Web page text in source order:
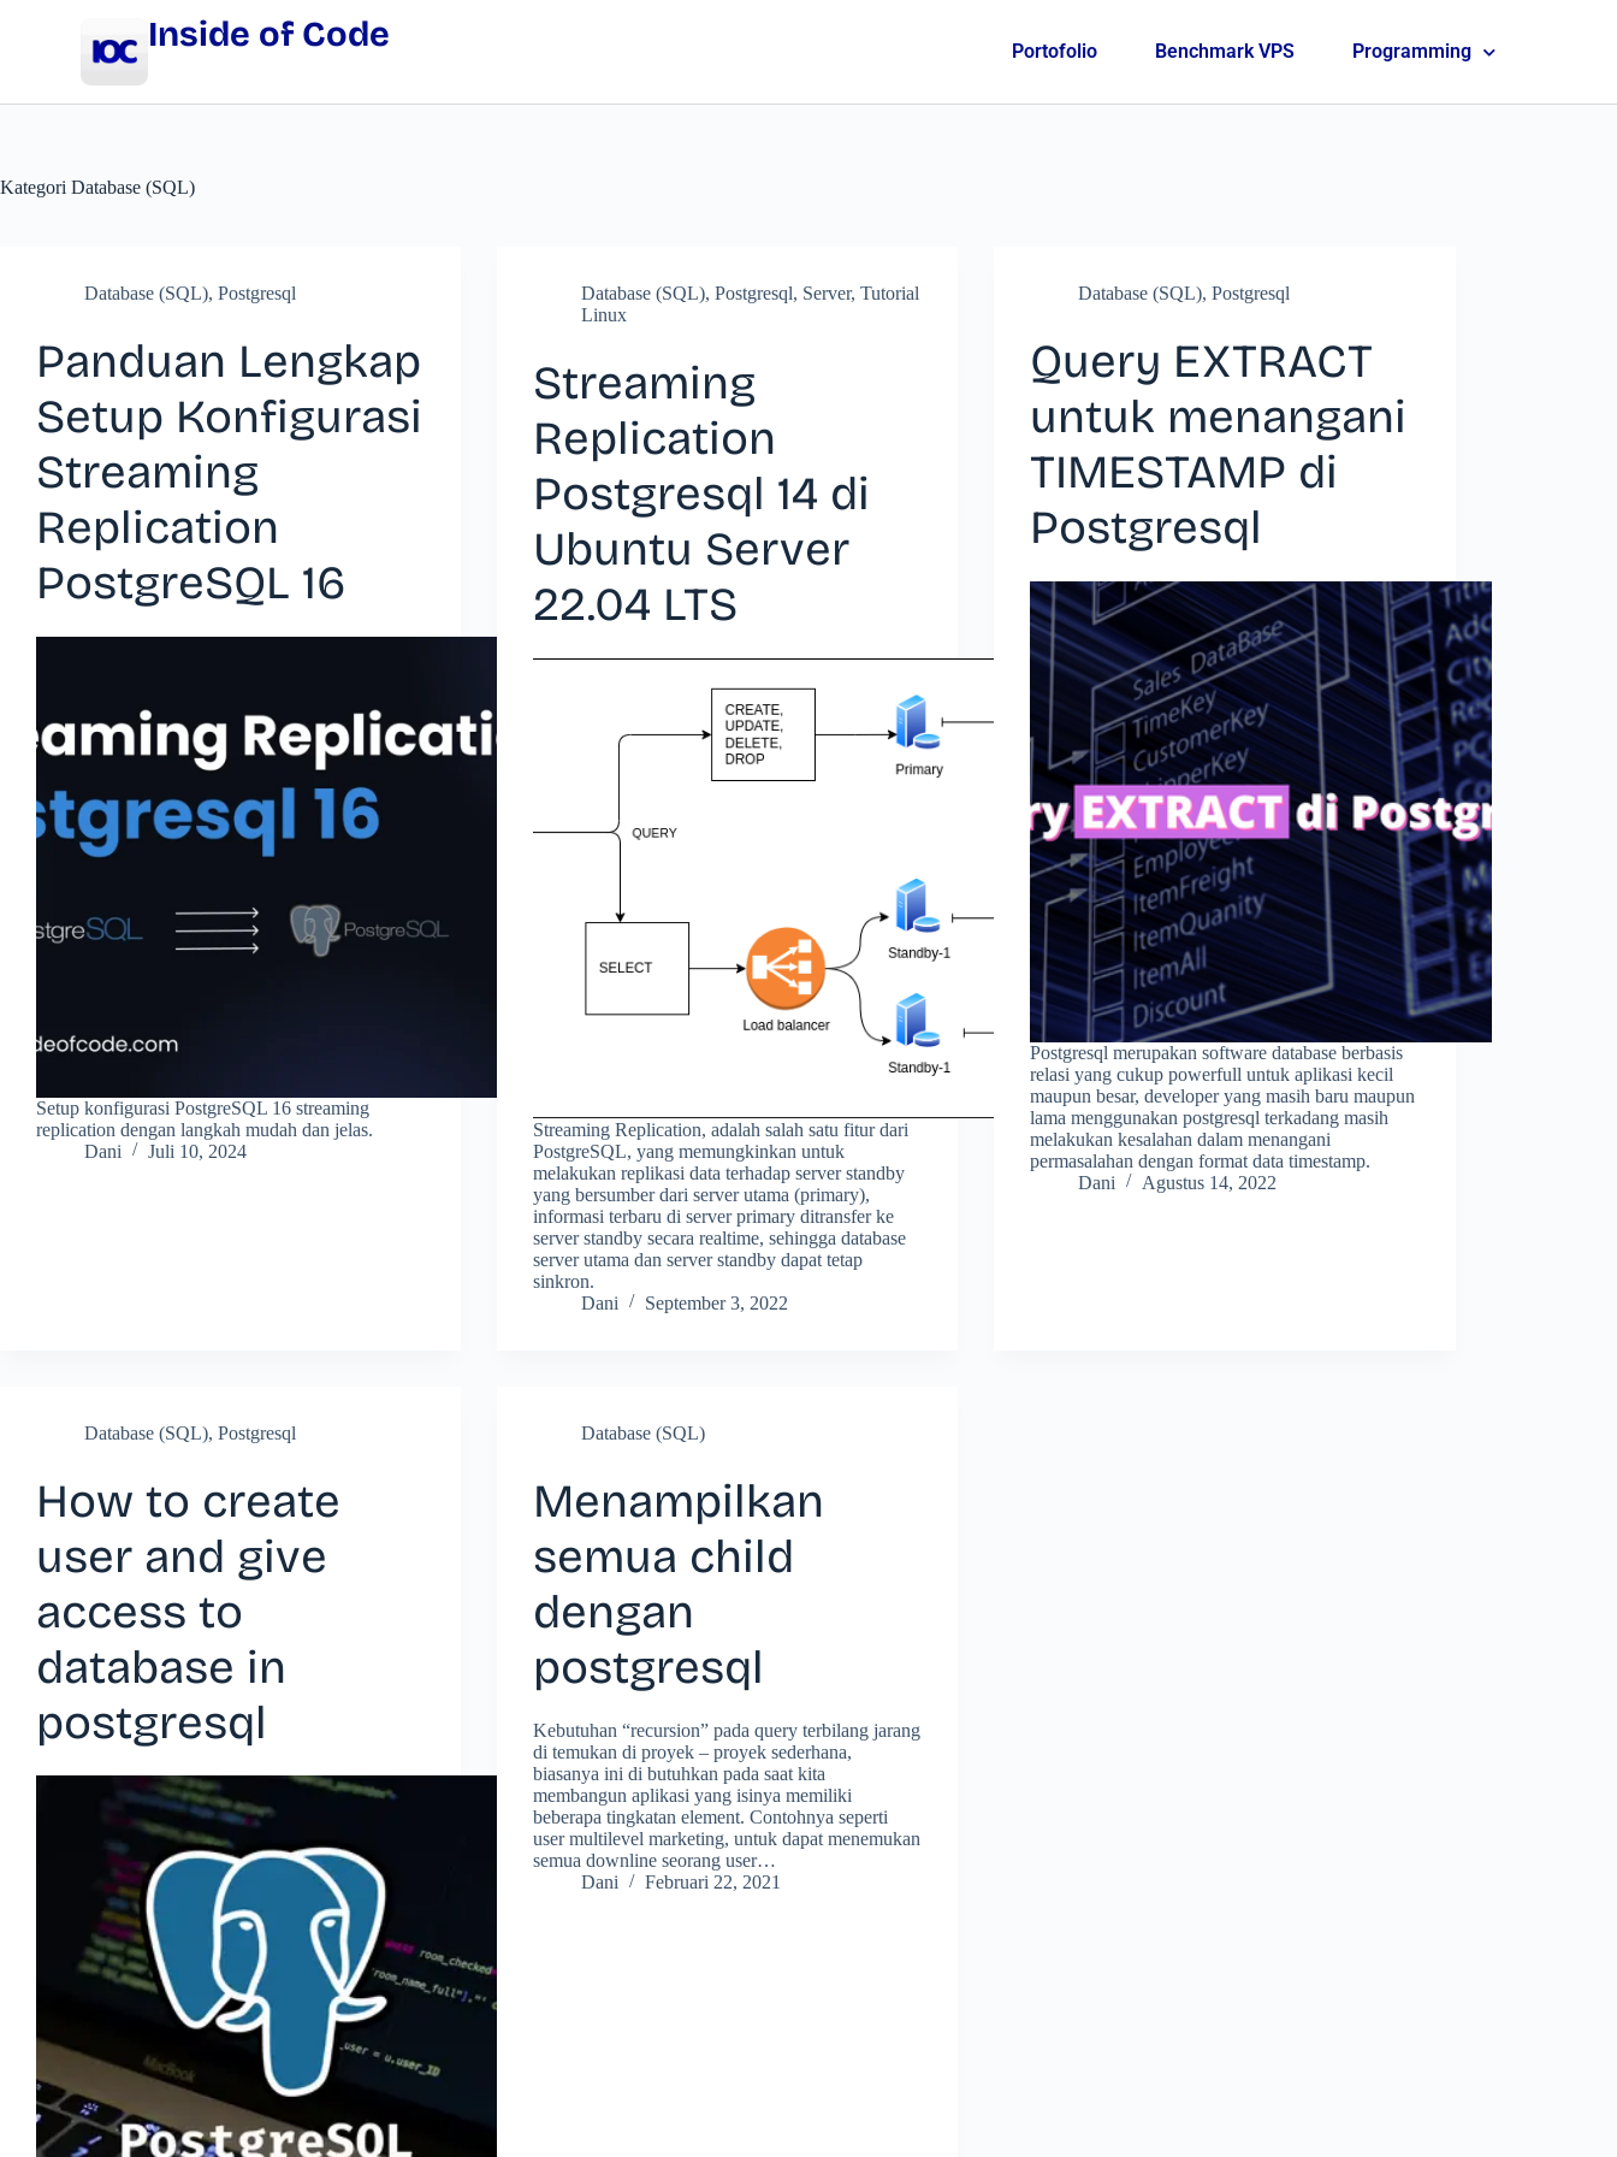
Inside of Code Portofolio Benchmark VPS Programming
Kategori Database (SQL)
Database (SQL), Postgresql
Panduan Lengkap
Setup Konfigurasi
Streaming
Replication
PostgreSQL 16
Setup konfigurasi PostgreSQL 16 streaming
replication dengan langkah mudah dan jelas.
Dani
Juli 10, 2024
Database (SQL),Postgresql, Server,Tutorial
Linux
Streaming
Replication
Postgresql 14 di
Ubuntu Server
22.04 LTS
Streaming Replication, adalah salah satu fitur dari
PostgreSQL, yang memungkinkan untuk
melakukan replikasi data terhadap server standby
yang bersumber dari server utama (primary),
informasi terbaru di server primary ditransfer ke
server standby secara realtime, sehingga database
server utama dan server standby dapat tetap
sinkron.
Dani
September 3, 2022
Database (SQL),Postgresql
Query EXTRACT
untuk menangani
TIMESTAMP di
Postgresql
Postgresql merupakan software database berbasis
relasi yang cukup powerfull untuk aplikasi kecil
maupun besar, developer yang masih baru maupun
lama menggunakan postgresql terkadang masih
melakukan kesalahan dalam menangani
permasalahan dengan format data timestamp.
Dani
Agustus 14, 2022
Database (SQL), Postgresql
How to create
user and give
access to
database in
postgresql
Database (SQL)
Menampilkan
semua child
dengan
postgresql
Kebutuhan “recursion” pada query terbilang jarang
di temukan di proyek – proyek sederhana,
biasanya ini di butuhkan pada saat kita
membangun aplikasi yang isinya memiliki
beberapa tingkatan element. Contohnya seperti
user multilevel marketing, untuk dapat menemukan
semua downline seorang user…
Dani
Februari 22, 2021